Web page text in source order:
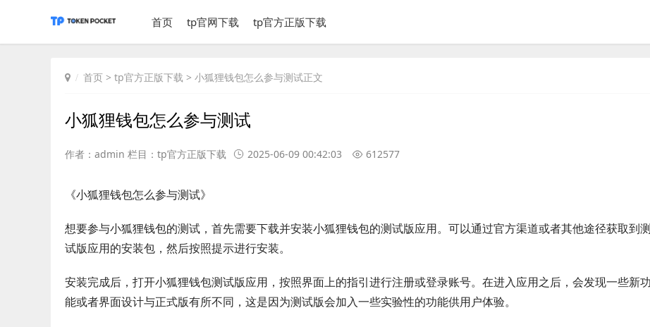
首页 tp官网下载 tp官方正版下载
首页 > tp官方正版下载 > 小狐狸钱包怎么参与测试正文
小狐狸钱包怎么参与测试
作者：admin 栏目： tp官方正版下载 2025-06-09 00:42:03 612577
《小狐狸钱包怎么参与测试》
想要参与小狐狸钱包的测试，首先需要下载并安装小狐狸钱包的测试版应用。可以通过官方渠道或者其他途径获取到测
试版应用的安装包，然后按照提示进行安装。
安装完成后，打开小狐狸钱包测试版应用，按照界面上的指引进行注册或登录账号。在进入应用之后，会发现一些新功
能或者界面设计与正式版有所不同，这是因为测试版会加入一些实验性的功能供用户体验。